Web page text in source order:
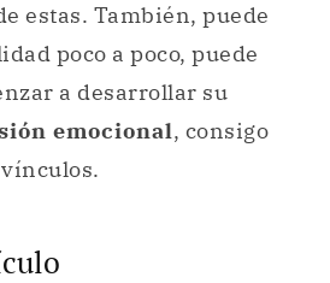
estas. También, puede
poco a poco, puede
a desarrollar su
emocional, consigo